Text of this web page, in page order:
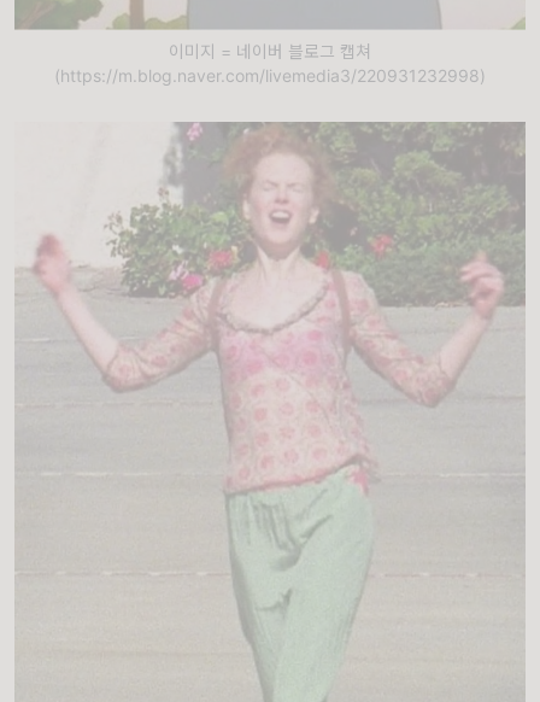
이미지 = 네이버 블로그 캡쳐
(https://m.blog.naver.com/livemedia3/220931232998)